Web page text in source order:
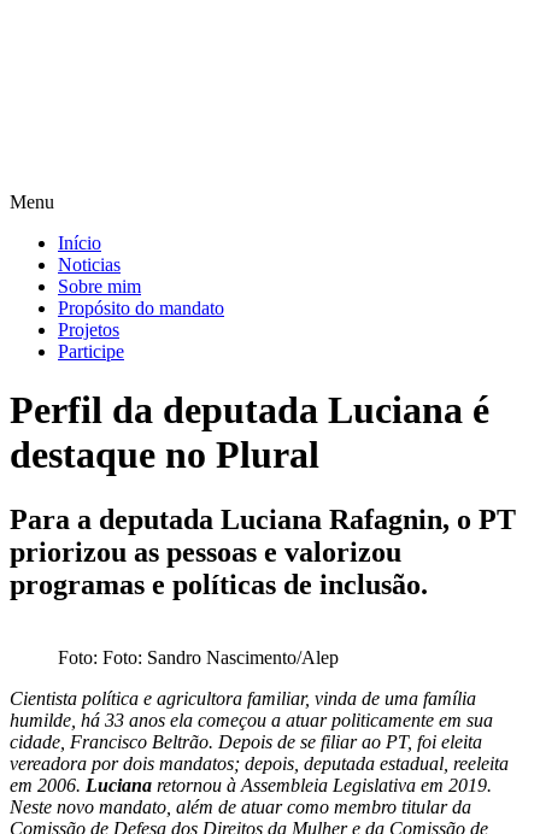
Menu
Início
Noticias
Sobre mim
Propósito do mandato
Projetos
Participe
Perfil da deputada Luciana é
destaque no Plural
Para a deputada Luciana Rafagnin, o PT
priorizou as pessoas e valorizou
programas e políticas de inclusão.
Foto: Foto: Sandro Nascimento/Alep
Cientista política e agricultora familiar, vinda de uma família
humilde, há 33 anos ela começou a atuar politicamente em sua
cidade, Francisco Beltrão. Depois de se filiar ao PT, foi eleita
vereadora por dois mandatos; depois, deputada estadual, reeleita
em 2006. Luciana retornou à Assembleia Legislativa em 2019.
Neste novo mandato, além de atuar como membro titular da
Comissão de Defesa dos Direitos da Mulher e da Comissão de